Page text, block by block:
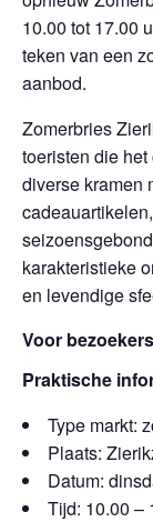
10.00 tot 17.00
teken van een
aanbod.
Zomerbries
toeristen die
diverse kramen
karakteristieke
en levendige
Voor bezoekers
Praktische
Type markt:
Plaats:
Datum:
Tijd: 10.00 –